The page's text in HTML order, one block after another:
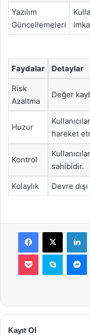
Yazılım
Güncellemeleri
Faydalar Detaylar
Risk
Azaltma
Değer
Huzur
hareket
Kontrol
sahibidir.
Kolaylık Devre
Facebook
X
Pocket Skype
Kayıt Ol